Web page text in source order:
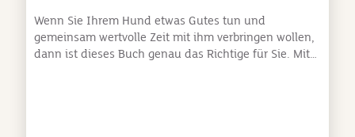
Wenn Sie Ihrem Hund etwas Gutes tun und
gemeinsam wertvolle Zeit mit ihm verbringen wollen,
dann ist dieses Buch genau das Richtige für Sie. Mit